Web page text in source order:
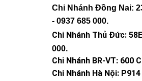
Chi Nhánh Đồng Nai:
- 0937 685 000.
Chi Nhánh Thủ Đức:
000.
Chi Nhánh BR-VT: 600
Chi Nhánh Hà Nội: